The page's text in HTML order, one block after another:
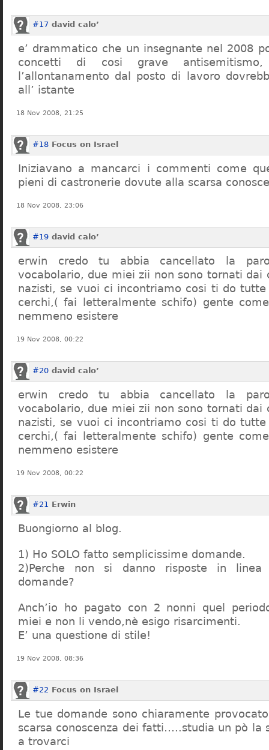
#17 david calo’
e’ drammatico che un insegnante nel 2008
concetti di cosi grave
l’allontanamento dal posto di lavoro
all’ istante
18 Nov 2008, 21:25
#18 Focus on Israel
Iniziavano a mancarci i commenti come
pieni di castronerie dovute alla scarsa
18 Nov 2008, 23:06
#19 david calo’
erwin credo tu abbia cancellato la
vocabolario, due miei zii non sono tornati dai
nazisti, se vuoi ci incontriamo cosi ti do tutte
cerchi,( fai letteralmente schifo) gente
nemmeno esistere
19 Nov 2008, 00:22
#20 david calo’
erwin credo tu abbia cancellato la
vocabolario, due miei zii non sono tornati dai
nazisti, se vuoi ci incontriamo cosi ti do tutte
cerchi,( fai letteralmente schifo) gente
nemmeno esistere
19 Nov 2008, 00:22
#21 Erwin
Buongiorno al blog.
1) Ho SOLO fatto semplicissime domande.
2)Perche non si danno risposte in
domande?
Anch’io ho pagato con 2 nonni quel
miei e non li vendo,nè esigo risarcimenti.
E’ una questione di stile!
19 Nov 2008, 08:36
#22 Focus on Israel
Le tue domande sono chiaramente
scarsa conoscenza dei fatti…..studia un pò la
a trovarci